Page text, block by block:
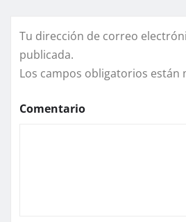
Tu dirección de correo
publicada.
Los campos obligatorios están
Comentario